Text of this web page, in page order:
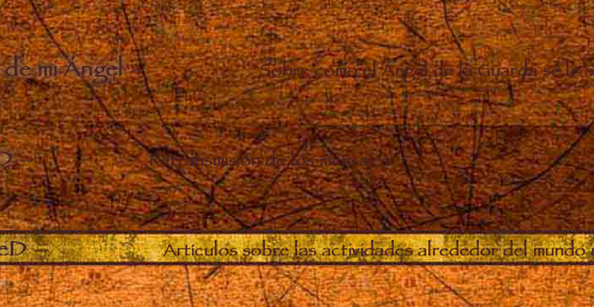
mi Ángel– Sobre cómo el Ángel de la Guarda se le
– Retransmisión de los mensajes
– Artículos sobre las actividades alrededor del mundo